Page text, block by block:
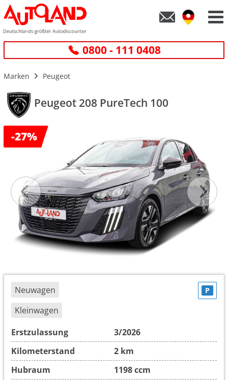
0800 - 111 0408
Marken Peugeot
Peugeot 208 PureTech 100
-27%
Neuwagen
Kleinwagen
P
Erstzulassung
3/2026
Kilometerstand
2 km
Hubraum
1198 ccm